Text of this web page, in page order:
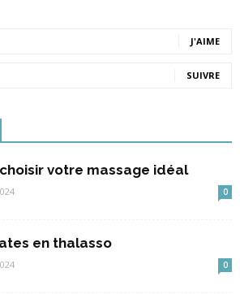
J'AIME
SUIVRE
votre massage idéal
0
en thalasso
0